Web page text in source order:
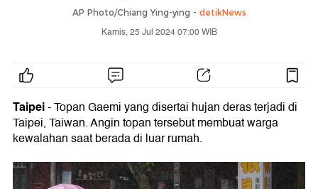
AP Photo/Chiang Ying-ying - detikNews
Kamis, 25 Jul 2024 07:00 WIB
Taipei- Topan Gaemi yang disertai hujan deras terjadi di
Taipei, Taiwan. Angin topan tersebut membuat warga
kewalahan saat berada di luar rumah.